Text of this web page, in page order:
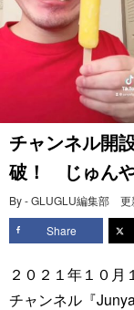
チャンネル開
破！ じゅん
By - GLUGLU編集部 更
Share
２０２１年１０
チャンネル『